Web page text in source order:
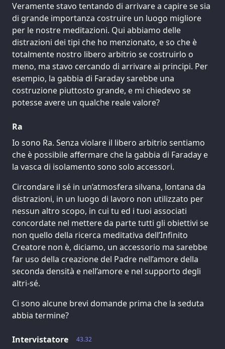
Veramente stavo tentando di arrivare a capire se sia
di grande importanza costruire un luogo migliore
per le nostre meditazioni. Qui abbiamo delle
distrazioni dei tipi che ho menzionato, e so che è
totalmente nostro libero arbitrio se costruirlo o
meno, ma stavo cercando di arrivare ai principi. Per
esempio, la gabbia di Faraday sarebbe una
costruzione piuttosto grande, e mi chiedevo se
potesse avere un qualche reale valore?
Ra
Io sono Ra. Senza violare il libero arbitrio sentiamo
che è possibile affermare che la gabbia di Faraday e
la vasca di isolamento sono solo accessori.
Circondare il sé in un’atmosfera silvana, lontana da
distrazioni, in un luogo di lavoro non utilizzato per
nessun altro scopo, in cui tu ed i tuoi associati
concordate nel mettere da parte tutti gli obiettivi se
non quello della ricerca meditativa dell’Infinito
Creatore non è, diciamo, un accessorio ma sarebbe
far uso della creazione del Padre nell’amore della
seconda densità e nell’amore e nel supporto degli
altri-sé.
Ci sono alcune brevi domande prima che la seduta
abbia termine?
43.32
Intervistatore